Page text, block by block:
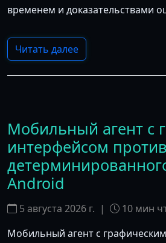
временем и доказательствами
Читать далее
Мобильный агент с
интерфейсом против
Android
5 августа 2026 г. | 10 мин
Мобильный агент с